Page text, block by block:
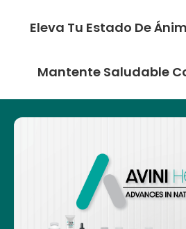
Eleva Tu Estado De
Mantente Saludable